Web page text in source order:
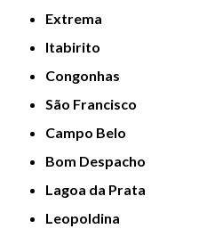
Extrema
Itabirito
Congonhas
São Francisco
Campo Belo
Bom Despacho
Lagoa da Prata
Leopoldina